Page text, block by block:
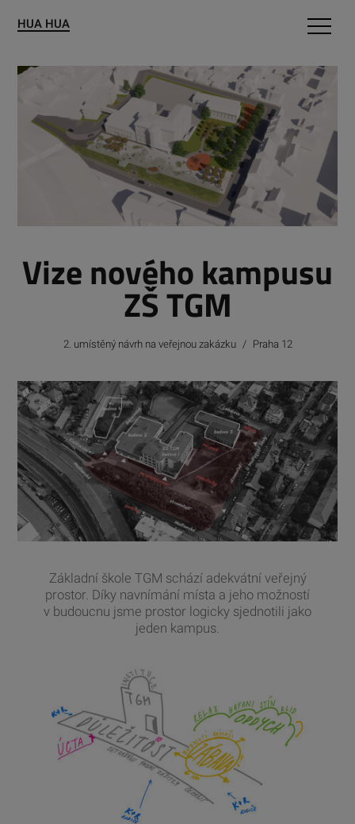
Vize nového kampusu
ZŠ TGM
2. umístěný návrh na veřejnou zakázku / Praha 12
Základní škole TGM schází adekvátní veřejný
prostor. Díky navnímání místa a jeho možností
v budoucnu jsme prostor logicky sjednotili jako
jeden kampus.
HUA HUA
Pro obce
Portfolio
O nás
Kontakty